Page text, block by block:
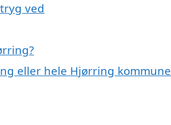
ved
eller hele Hjørring kommune